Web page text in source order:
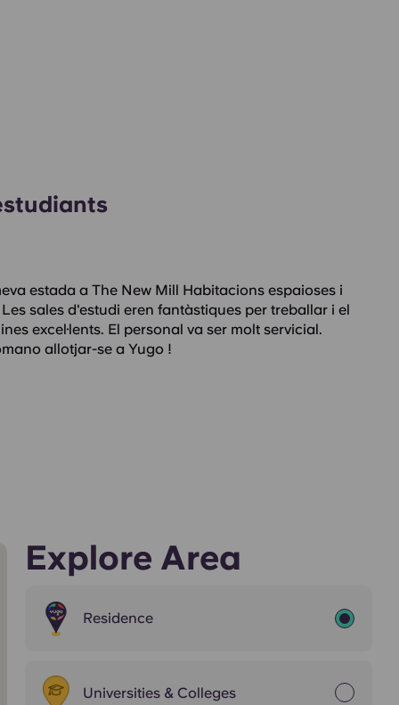
estada a The New Mill Habitacions espaioses i
sales d'estudi eren fantàstiques per treballar i el
excel·lents. El personal va ser molt servicial.
allotjar-se a Yugo !
Explore Area
Residence
Universities & Colleges